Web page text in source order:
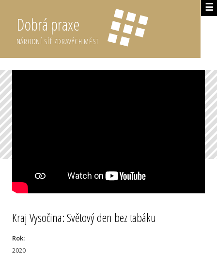
☰
Dobrá praxe
NÁRODNÍ SÍŤ ZDRAVÝCH MĚST
Kraj Vysočina: Světový den bez tabáku
Rok:
2020